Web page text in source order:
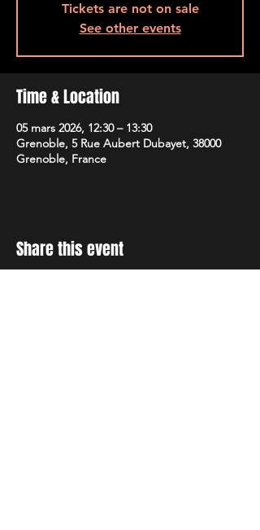
Tickets are not on sale
See other events
Time & Location
05 mars 2026, 12:30 – 13:30
Grenoble, 5 Rue Aubert Dubayet, 38000
Grenoble, France
Share this event